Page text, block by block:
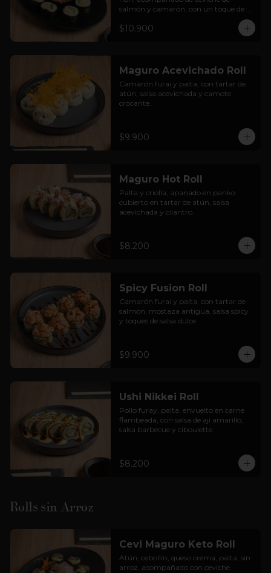
salmón y camarón, con un toque de
$10.900
Maguro Acevichado Roll
Camarón furai y palta, con tartar de
atún, salsa acevichada y camote
crocante.
$9.900
Maguro Hot Roll
Palta y criolla, apanado en panko
cubierto en tartar de atún, salsa
acevichada y cilantro.
$8.200
Spicy Fusion Roll
Camarón furai y palta, con tartar de
salmón, mostaza antigua, salsa spicy
y toques de salsa dulce.
$9.900
Ushi Nikkei Roll
Pollo furay, palta, envuelto en carne
flambeada, con salsa de ají amarillo,
salsa barbecue y ciboulette.
$8.200
Rolls sin Arroz
Cevi Maguro Keto Roll
Atún, cebollín, queso crema, palta, sin
arroz, acompañado con ceviche.